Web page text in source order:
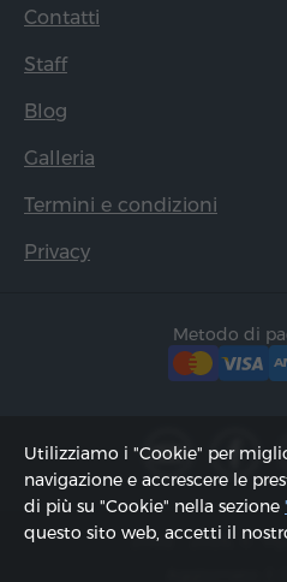
Contatti
Staff
Blog
Galleria
Termini e condizioni
Privacy
Metodo di
2002 - 2026, ©
Aggiornato il
Utilizziamo i "Cookie" per
navigazione e accrescere le
di più su "Cookie" nella sezione
questo sito web, accetti il